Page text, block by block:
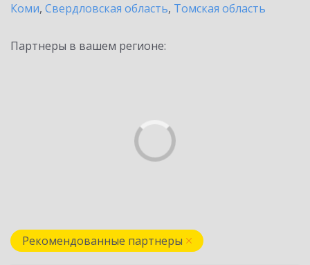
Коми, Свердловская область, Томская область
Партнеры в вашем регионе:
Рекомендованные партнеры